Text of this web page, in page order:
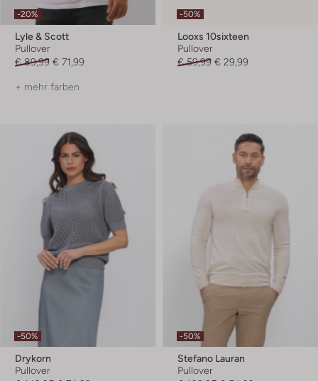
-20%
Lyle & Scott
Pullover
€ 89,99 € 71,99
+ mehr farben
-50%
Looxs 10sixteen
Pullover
€ 59,99 € 29,99
-50%
Drykorn
Pullover
-50%
Stefano Lauran
Pullover